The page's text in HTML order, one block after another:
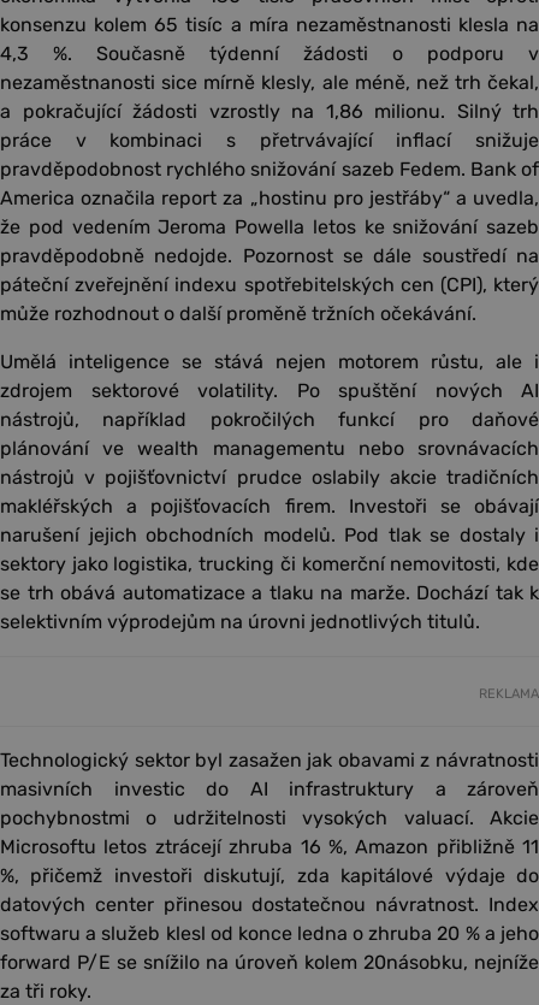
konsenzu kolem 65 tisíc a míra nezaměstnanosti klesla na
4,3 %. Současně týdenní žádosti o podporu v
nezaměstnanosti sice mírně klesly, ale méně, než trh čekal,
a pokračující žádosti vzrostly na 1,86 milionu. Silný trh
práce v kombinaci s přetrvávající inflací snižuje
pravděpodobnost rychlého snižování sazeb Fedem. Bank of
America označila report za „hostinu pro jestřáby“ a uvedla,
že pod vedením Jeroma Powella letos ke snižování sazeb
pravděpodobně nedojde. Pozornost se dále soustředí na
páteční zveřejnění indexu spotřebitelských cen (CPI), který
může rozhodnout o další proměně tržních očekávání.
Umělá inteligence se stává nejen motorem růstu, ale i
zdrojem sektorové volatility. Po spuštění nových AI
nástrojů, například pokročilých funkcí pro daňové
plánování ve wealth managementu nebo srovnávacích
nástrojů v pojišťovnictví prudce oslabily akcie tradičních
makléřských a pojišťovacích firem. Investoři se obávají
narušení jejich obchodních modelů. Pod tlak se dostaly i
sektory jako logistika, trucking či komerční nemovitosti, kde
se trh obává automatizace a tlaku na marže. Dochází tak k
selektivním výprodejům na úrovni jednotlivých titulů.
REKLAMA
Technologický sektor byl zasažen jak obavami z návratnosti
masivních investic do AI infrastruktury a zároveň
pochybnostmi o udržitelnosti vysokých valuací. Akcie
Microsoftu letos ztrácejí zhruba 16 %, Amazon přibližně 11
%, přičemž investoři diskutují, zda kapitálové výdaje do
datových center přinesou dostatečnou návratnost. Index
softwaru a služeb klesl od konce ledna o zhruba 20 % a jeho
forward P/E se snížilo na úroveň kolem 20násobku, nejníže
za tři roky.